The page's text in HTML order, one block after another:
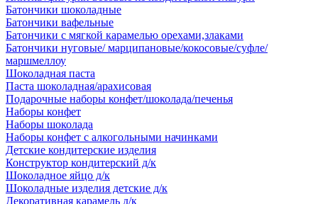
Батончики шоколадные
Батончики вафельные
Батончики с мягкой карамелью орехами,злаками
Батончики нуговые/ марципановые/кокосовые/суфле/
маршмеллоу
Шоколадная паста
Паста шоколадная/арахисовая
Подарочные наборы конфет/шоколада/печенья
Наборы конфет
Наборы шоколада
Наборы конфет с алкогольными начинками
Детские кондитерские изделия
Конструктор кондитерский д/к
Шоколадное яйцо д/к
Шоколадные изделия детские д/к
Декоративная карамель д/к